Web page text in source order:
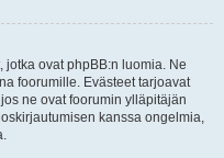
jotka ovat phpBB:n luomia. Ne
foorumille. Evästeet tarjoavat
ne ovat foorumin ylläpitäjän
kanssa ongelmia,